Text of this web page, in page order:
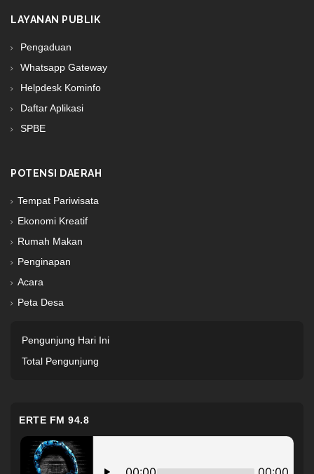
LAYANAN PUBLIK
Pengaduan
Whatsapp Gateway
Helpdesk Kominfo
Daftar Aplikasi
SPBE
POTENSI DAERAH
Tempat Pariwisata
Ekonomi Kreatif
Rumah Makan
Penginapan
Acara
Peta Desa
Pengunjung Hari Ini
Total Pengunjung
ERTE FM 94.8